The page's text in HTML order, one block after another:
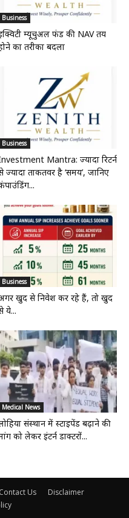
Business
म्यूचुअल फंड की NAV तय
का तरीका बदला
Business
Mantra: ज्यादा रिटर्न
ज्यादा ताकतवर है ‘समय’, जानिए
Business
खुद से निवेश कर रहे हैं, तो खुद
ये...
Medical News
संस्थान में स्टाइपेंड बढ़ाने की
को लेकर इंटर्न डाक्टरों...
Contact Us
Disclaimer